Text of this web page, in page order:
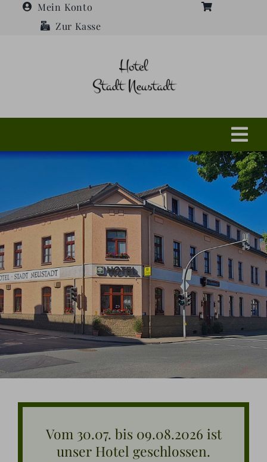
Mein Konto
Zur Kasse
Hotel
Restaurant
Ausflugstipps
Anfahrt + Kontakt
Vom 30.07. bis 09.08.2026 ist
unser Hotel geschlossen.